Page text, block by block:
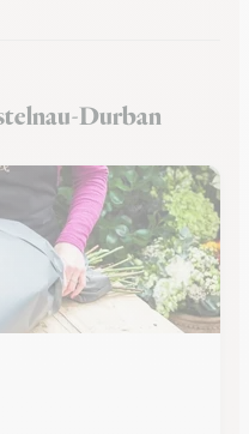
Durban